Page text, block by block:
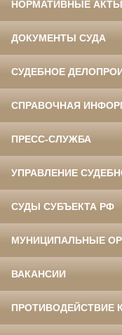
НОРМАТИВНЫЕ АКТЫ
ДОКУМЕНТЫ СУДА
СУДЕБНОЕ
СПРАВОЧНАЯ
ПРЕСС-СЛУЖБА
УПРАВЛЕНИЕ
СУДЫ СУБЪЕКТА РФ
МУНИЦИПАЛЬНЫЕ
ВАКАНСИИ
ПРОТИВОДЕЙСТВИЕ